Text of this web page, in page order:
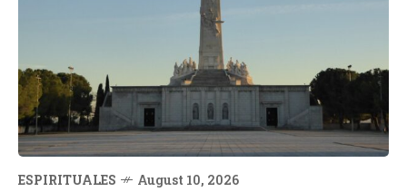
ESPIRITUALES August 10, 2026